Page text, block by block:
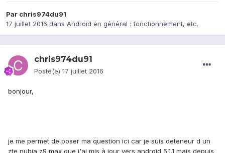
Par chris974du91
17 juillet 2016 dans Android en général : fonctionnement, etc.
chris974du91
Posté(e) 17 juillet 2016
bonjour,
je me permet de poser ma question ici car je suis deteneur d un
zte nubia z9 max que j'ai mis à jour vers android 5.1.1 mais depuis